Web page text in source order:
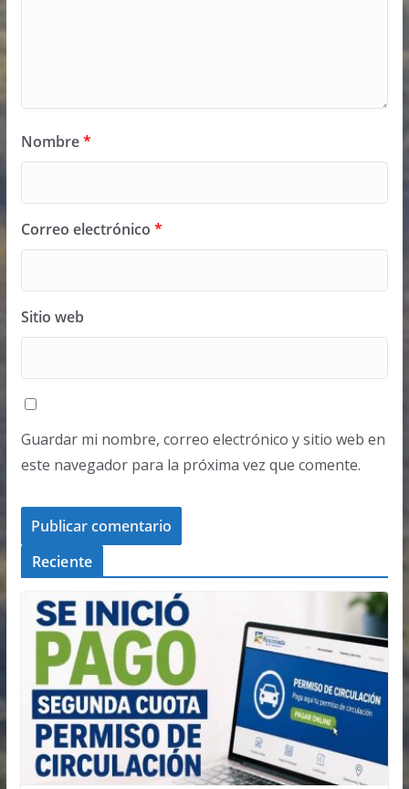
Nombre*
Correo electrónico *
Sitio web
Guardar mi nombre, correo electrónico y sitio web en
este navegador para la próxima vez que comente.
Reciente